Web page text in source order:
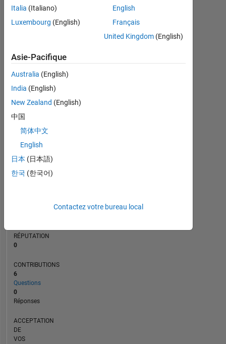
MATLAB Answers
CONTRIBUTIONS L
1
2
3
4
5
7
RANG
RÉPUTATION
0
CONTRIBUTIONS
6
Questions
0
Réponses
ACCEPTATION
DE
VOS
Italia (Italiano)
Luxembourg (English)
English
Français
United Kingdom(English)
Asie-Pacifique
Australia (English)
India (English)
New Zealand (English)
中国
简体中文
English
日本 (日本語)
한국 (한국어)
Contactez votre bureau local